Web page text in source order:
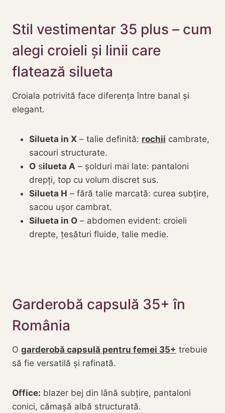
Stil vestimentar 35 plus – cum
alegi croieli și linii care
flatează silueta
Croiala potrivită face diferența între banal și
elegant.
Silueta in X – talie definită: rochii cambrate,
sacouri structurate.
O silueta A – șolduri mai late: pantaloni
drepți, top cu volum discret sus.
Silueta H – fără talie marcată: curea subțire,
sacou ușor cambrat.
Silueta in O – abdomen evident: croieli
drepte, țesături fluide, talie medie.
Garderobă capsulă 35+ în
România
O garderobă capsulă pentru femei 35+ trebuie
să fie versatilă și rafinată.
Office: blazer bej din lână subțire, pantaloni
conici, cămașă albă structurată.